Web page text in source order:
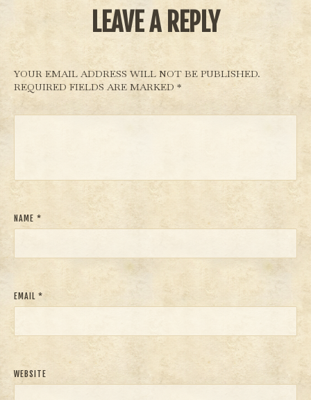
LEAVE A REPLY
YOUR EMAIL ADDRESS WILL NOT BE PUBLISHED.
REQUIRED FIELDS ARE MARKED *
NAME *
EMAIL *
WEBSITE